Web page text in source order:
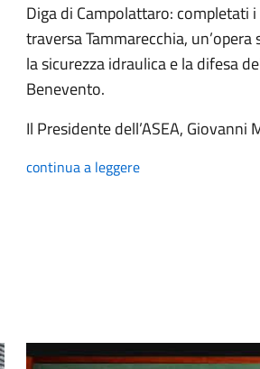
Diga di Campolattaro: completati
traversa Tammarecchia, un’opera
la sicurezza idraulica e la difesa
Benevento.
Il Presidente dell’ASEA, Giovanni
continua a leggere